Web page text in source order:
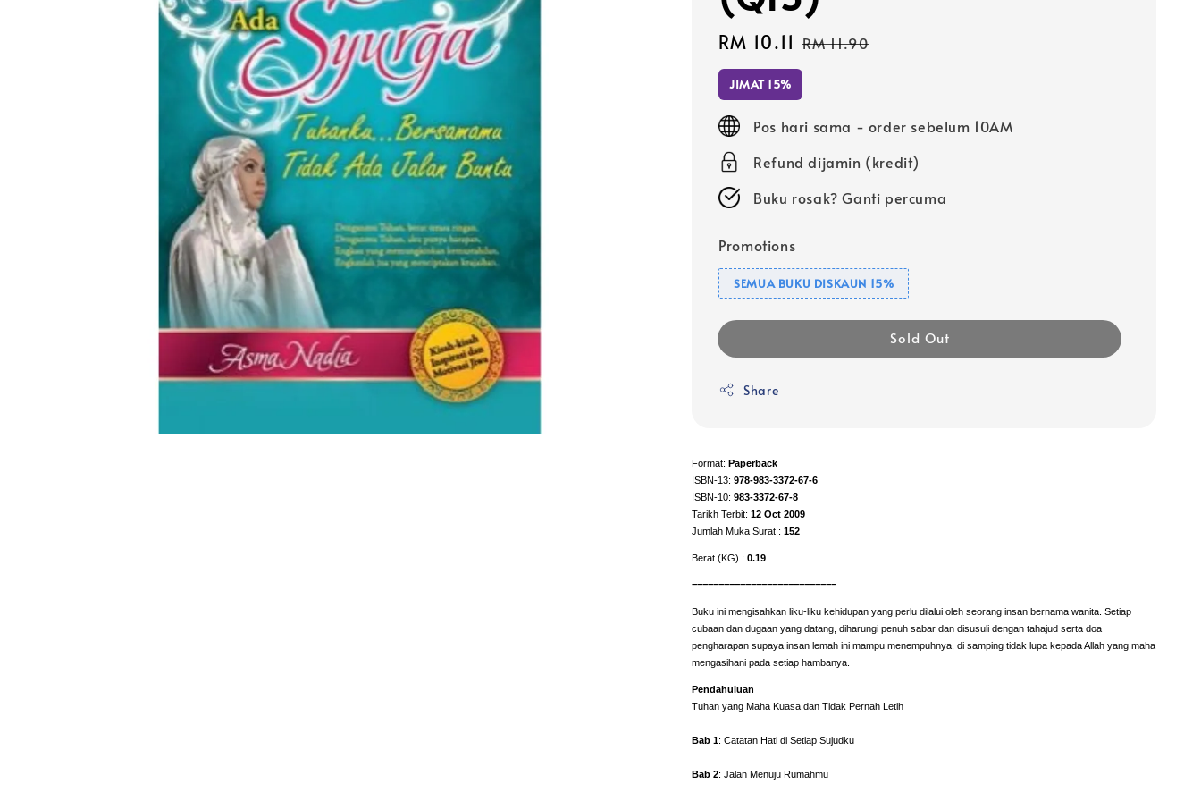
Sale
price
RM 10.11 Regular
price
RM 11.90
JIMAT 15%
Pos hari sama - order sebelum 10AM
Refund dijamin (kredit)
Buku rosak? Ganti percuma
Promotions
SEMUA BUKU DISKAUN 15%
Sold Out
Share
Format:Paperback
ISBN-13:978-983-3372-67-6
ISBN-10:983-3372-67-8
Tarikh Terbit:12 Oct 2009
Jumlah Muka Surat :152
Berat (KG) :0.19
===========================
Buku ini mengisahkan liku-liku kehidupan yang perlu dilalui oleh seorang insan bernama wanita. Setiap
cubaan dan dugaan yang datang, diharungi penuh sabar dan disusuli dengan tahajud serta doa
pengharapan supaya insan lemah ini mampu menempuhnya, di samping tidak lupa kepada Allah yang maha
mengasihani pada setiap hambanya.
Pendahuluan
Tuhan yang Maha Kuasa dan Tidak Pernah Letih
Bab 1: Catatan Hati di Setiap Sujudku
Bab 2: Jalan Menuju Rumahmu